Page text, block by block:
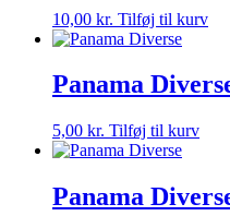
10,00 kr. Tilføj til kurv
Panama
5,00 kr. Tilføj til kurv
Panama